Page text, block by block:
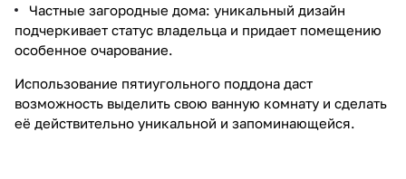
Частные загородные дома: уникальный дизайн
подчеркивает статус владельца и придает помещению
особенное очарование.
Использование пятиугольного поддона даст
возможность выделить свою ванную комнату и сделать
её действительно уникальной и запоминающейся.